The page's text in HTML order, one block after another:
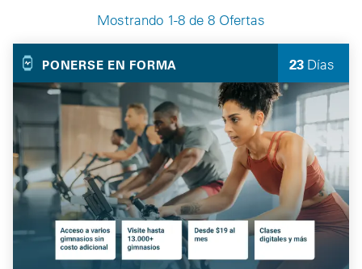
Mostrando 1-8 de 8 Ofertas
Your Selected Deals 23 Días
quedan
PONERSE EN FORMA